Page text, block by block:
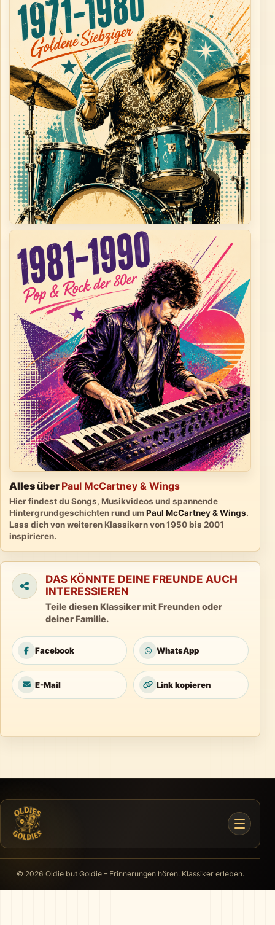
Alles über Paul McCartney & Wings
Hier findest du Songs, Musikvideos und spannende
Hintergrundgeschichten rund umPaul McCartney & Wings.
Lass dich von weiteren Klassikern von 1950 bis 2001
inspirieren.
DAS KÖNNTE DEINE FREUNDE AUCH
INTERESSIEREN
Teile diesen Klassiker mit Freunden oder
deiner Familie.
Facebook WhatsApp
E-Mail Link kopieren
© 2026 Oldie but Goldie – Erinnerungen hören. Klassiker erleben.